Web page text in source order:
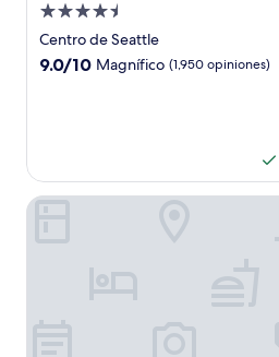
Propiedad
de
4.5
Centro de Seattle
9.0
9.0/10 Magnífico (1,950 opiniones)
Warwick Seattle